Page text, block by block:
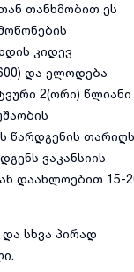
თანხმობით ეს
კიდევ
და ელოდება
2(ორი) წლიანი
წარდგენის
ვაკანსიის
დაახლოებით 15-
სხვა პირად